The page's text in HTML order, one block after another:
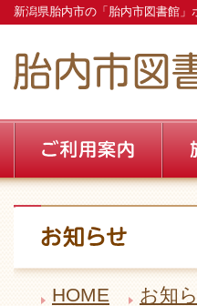
新潟県胎内市の「胎内市図書館」
HOME お知